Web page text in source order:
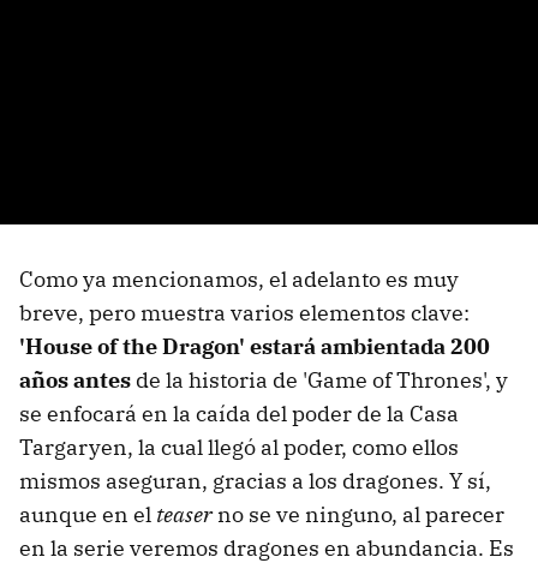
Como ya mencionamos, el adelanto es muy
breve, pero muestra varios elementos clave:
'House of the Dragon' estará ambientada 200
años antes de la historia de 'Game of Thrones', y
se enfocará en la caída del poder de la Casa
Targaryen, la cual llegó al poder, como ellos
mismos aseguran, gracias a los dragones. Y sí,
aunque en el teaserno se ve ninguno, al parecer
en la serie veremos dragones en abundancia. Es